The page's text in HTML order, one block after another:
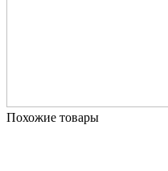
Похожие товары